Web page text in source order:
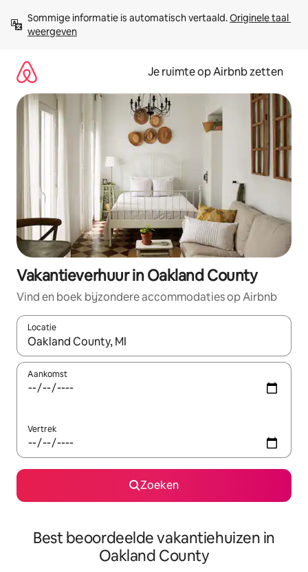
direct
naar
Sommige informatie is automatisch vertaald. Originele taal
weergeven
Je ruimte op Airbnb zetten
Vakantieverhuur in Oakland County
Vind en boek bijzondere accommodaties op Airbnb
Locatie
Wanneer er suggesties beschikbaar zijn, maak je een keuze
Aankomst
Vertrek
Zoeken
Best beoordeelde vakantiehuizen in
Oakland County